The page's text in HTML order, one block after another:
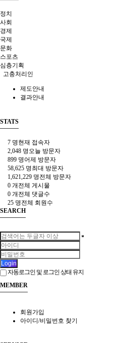
정치
사회
경제
국제
문화
스포츠
심층기획
고충처리인
제도안내
결과안내
STATS
7 명현재 접속자
2,048 명 오늘 방문자
899 명어제 방문자
58,625 명최대 방문자
1,621,229 명전체 방문자
0 개전체 게시물
0 개전체 댓글수
25 명전체 회원수
SEARCH
Login
자동로그인 및 로그인 상태 유지
MEMBER
회원가입
아이디/비밀번호 찾기